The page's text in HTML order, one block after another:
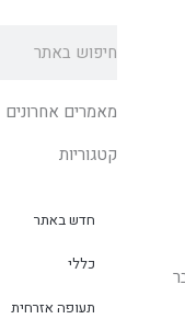
28 בנובמבר
מאמרים אחרונים
קטגוריות
חדש באתר
כללי
תעופה אזרחית